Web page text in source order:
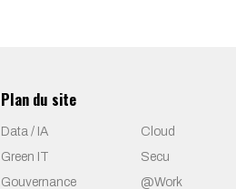
Plan du site
Data / IA
Cloud
Green IT
Secu
Gouvernance
@Work